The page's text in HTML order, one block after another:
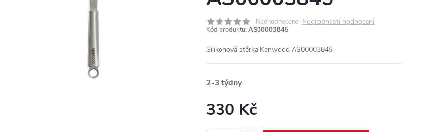
Neohodnoceno Podrobnosti hodnocení
Kód produktu: AS00003845
Silikonová stěrka Kenwood AS00003845
2-3 týdny
330 Kč